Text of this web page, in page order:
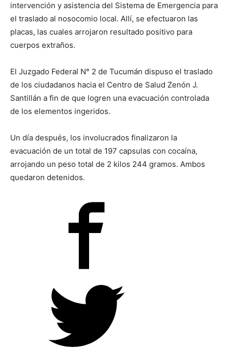
intervención y asistencia del Sistema de Emergencia para
el traslado al nosocomio local. Allí, se efectuaron las
placas, las cuales arrojaron resultado positivo para
cuerpos extraños.
El Juzgado Federal N° 2 de Tucumán dispuso el traslado
de los ciudadanos hacia el Centro de Salud Zenón J.
Santillán a fin de que logren una evacuación controlada
de los elementos ingeridos.
Un día después, los involucrados finalizaron la
evacuación de un total de 197 capsulas con cocaína,
arrojando un peso total de 2 kilos 244 gramos. Ambos
quedaron detenidos.